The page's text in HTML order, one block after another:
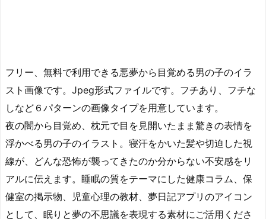
フリー、無料で利用できる悪夢から目覚める男の子のイラ
スト画像です。Jpeg形式ファイルです。フチあり、フチな
しなど６パターンの画像タイプを用意しています。
夜の闇から目覚め、枕元で目を見開いたまま驚きの表情を
浮かべる男の子のイラスト。寝汗をかいた髪や切迫した視
線が、どんな恐怖が襲ってきたのか分からない不安感をリ
アルに伝えます。睡眠の質をテーマにした健康コラム、保
健室の掲示物、児童心理の教材、夢日記アプリのアイコン
として、眠りと夢の不思議を表現する素材にご活用くださ